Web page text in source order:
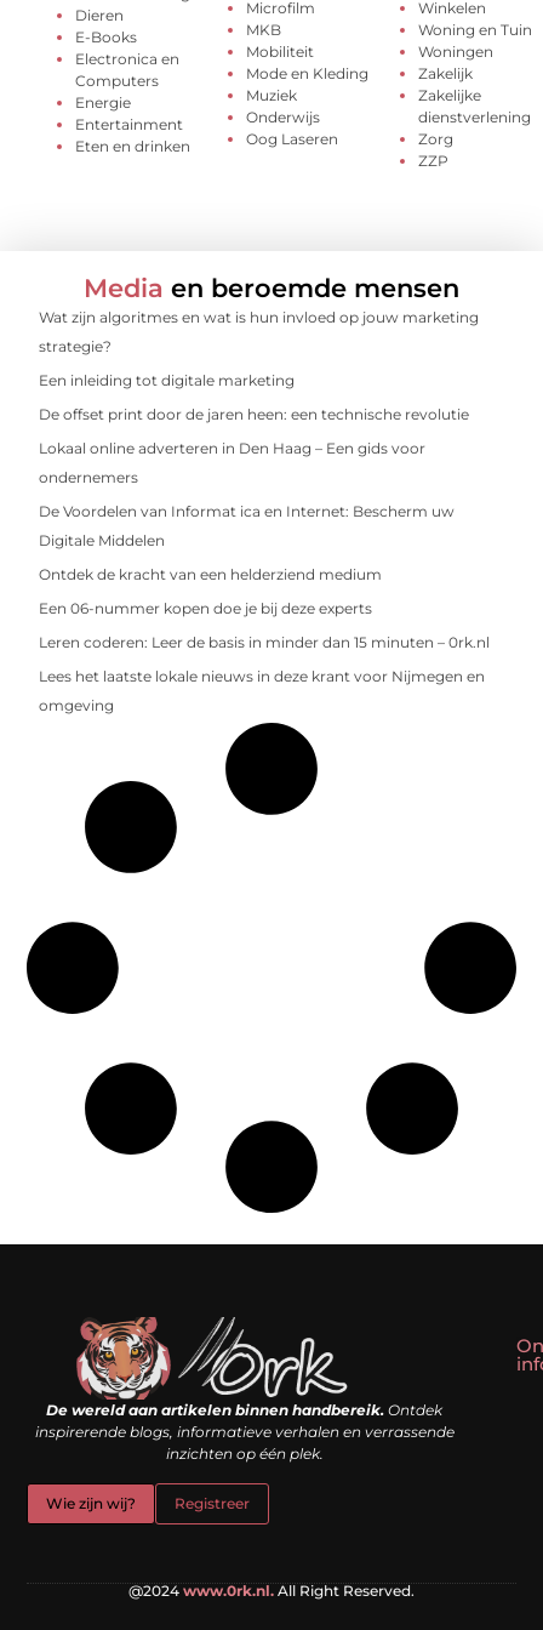
Dieren
E-Books
Electronica en
Computers
Energie
Entertainment
Eten en drinken
Microfilm
MKB
Mobiliteit
Mode en Kleding
Muziek
Onderwijs
Oog Laseren
Winkelen
Woning en Tuin
Woningen
Zakelijk
Zakelijke
dienstverlening
Zorg
ZZP
Media en beroemde mensen
Wat zijn algoritmes en wat is hun invloed op jouw marketing
strategie?
Een inleiding tot digitale marketing
De offset print door de jaren heen: een technische revolutie
Lokaal online adverteren in Den Haag – Een gids voor
ondernemers
De Voordelen van Informat ica en Internet: Bescherm uw
Digitale Middelen
Ontdek de kracht van een helderziend medium
Een 06-nummer kopen doe je bij deze experts
Leren coderen: Leer de basis in minder dan 15 minuten – 0rk.nl
Lees het laatste lokale nieuws in deze krant voor Nijmegen en
omgeving
De wereld aan artikelen binnen handbereik. Ontdek
inspirerende blogs, informatieve verhalen en verrassende
inzichten op één plek.
Wie zijn wij? Registreer
@2024 www.0rk.nl. All Right Reserved.